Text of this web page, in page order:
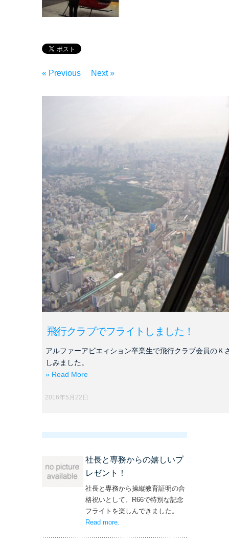
« Previous Next »
飛行クラブでフライトしました！
アルファーアビエィション卒業生で飛行クラブ会員のＫ
しみました。
» Read More
2016年5月22日
社長と専務からの嬉しいプ
レゼント！
社長と専務から操縦教育証明の合
格祝いとして、R66で特別な記念
フライトを楽しんできました。
Read more